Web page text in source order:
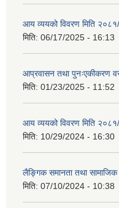
आय व्ययको विवरण मिति
मिति: 06/17/2025 - 16:13
आप्रवासन तथा पुनःएकीकरण
मिति: 01/23/2025 - 11:52
आय व्ययको विवरण मिति
मिति: 10/29/2024 - 16:30
लैङ्गिक समानता तथा सामाजिक
मिति: 07/10/2024 - 10:38